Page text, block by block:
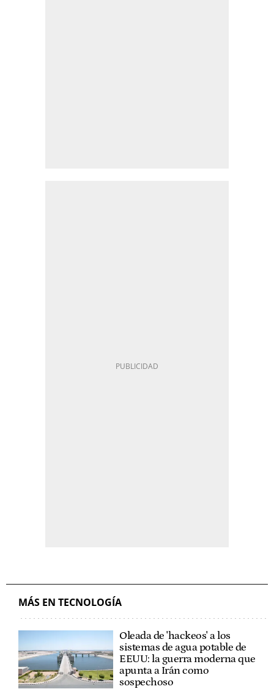
MÁS EN TECNOLOGÍA
Oleada de 'hackeos' a los
sistemas de agua potable de
EEUU: la guerra moderna que
apunta a Irán como
sospechoso